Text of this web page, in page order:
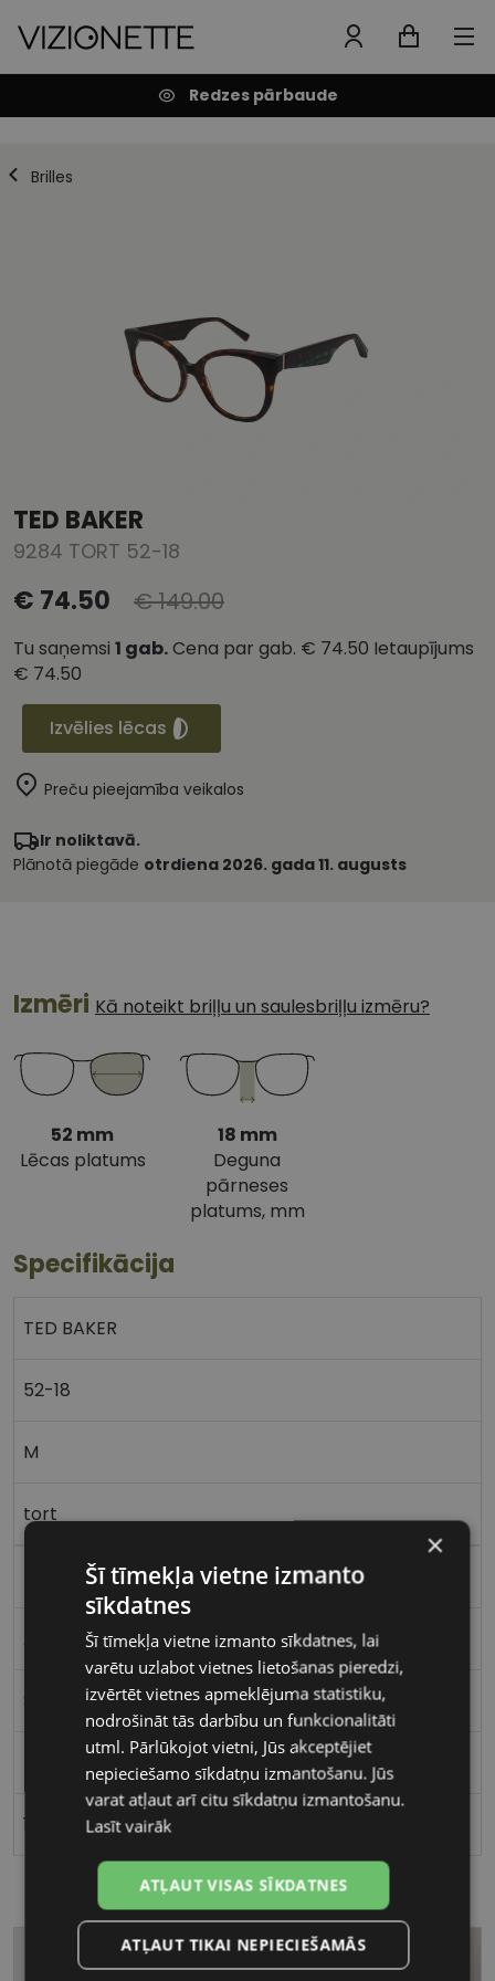
Redzes pārbaude
Brilles
TED BAKER
9284 TORT 52-18
€ 74.50 € 149.00
Tu saņemsi 1 gab.Cena par gab. € 74.50 Ietaupījums
€ 74.50
Izvēlies lēcas
Preču pieejamība veikalos
Ir noliktavā.
Plānotā piegāde otrdiena 2026. gada 11. augusts
Izmēri Kā noteikt briļļu un saulesbriļļu izmēru?
52 mm
Lēcas platums
18 mm
Deguna
pārneses
platums, mm
Specifikācija
TED BAKER
52-18
M
tort
Plastmasa
Apaļas / Ovālas
Sievietēm
18
×
Šī tīmekļa vietne izmanto
sīkdatnes
Šī tīmekļa vietne izmanto sīkdatnes, lai
varētu uzlabot vietnes lietošanas pieredzi,
izvērtēt vietnes apmeklējuma statistiku,
nodrošināt tās darbību un funkcionalitāti
utml. Pārlūkojot vietni, Jūs akceptējiet
nepieciešamo sīkdatņu izmantošanu. Jūs
varat atļaut arī citu sīkdatņu izmantošanu.
Lasīt vairāk
ATĻAUT VISAS SĪKDATNES
ATĻAUT TIKAI NEPIECIEŠAMĀS